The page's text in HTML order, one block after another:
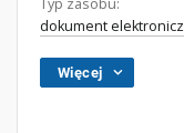
Typ zasobu:
dokument
Więcej